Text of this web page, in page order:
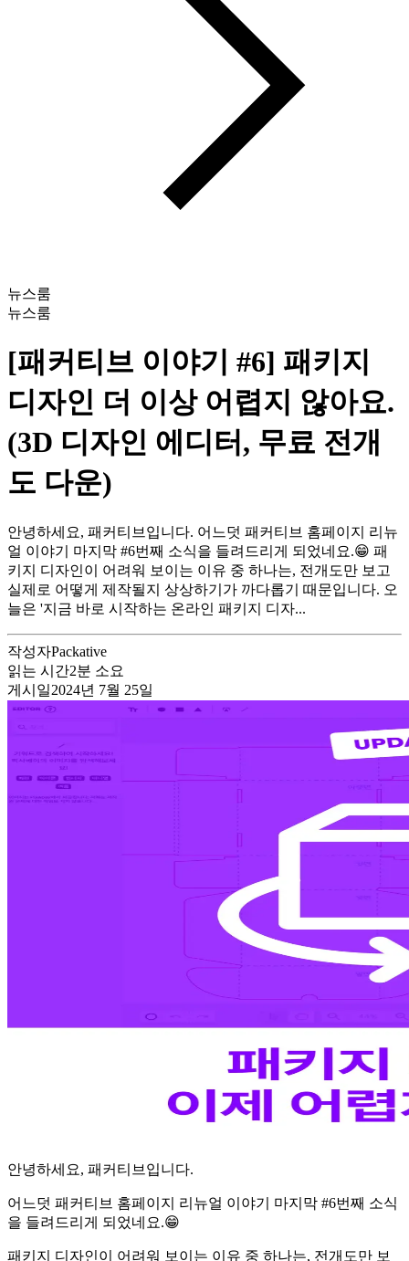
뉴스룸
뉴스룸
[패커티브 이야기 #6] 패키지
디자인 더 이상 어렵지 않아요.
(3D 디자인 에디터, 무료 전개
도 다운)
안녕하세요, 패커티브입니다. 어느덧 패커티브 홈페이지 리뉴
얼 이야기 마지막 #6번째 소식을 들려드리게 되었네요.😁 패
키지 디자인이 어려워 보이는 이유 중 하나는, 전개도만 보고
실제로 어떻게 제작될지 상상하기가 까다롭기 때문입니다. 오
늘은 '지금 바로 시작하는 온라인 패키지 디자...
작성자Packative
읽는 시간2분 소요
게시일2024년 7월 25일
안녕하세요, 패커티브입니다.
어느덧 패커티브 홈페이지 리뉴얼 이야기 마지막 #6번째 소식
을 들려드리게 되었네요.😁
패키지 디자인이 어려워 보이는 이유 중 하나는, 전개도만 보